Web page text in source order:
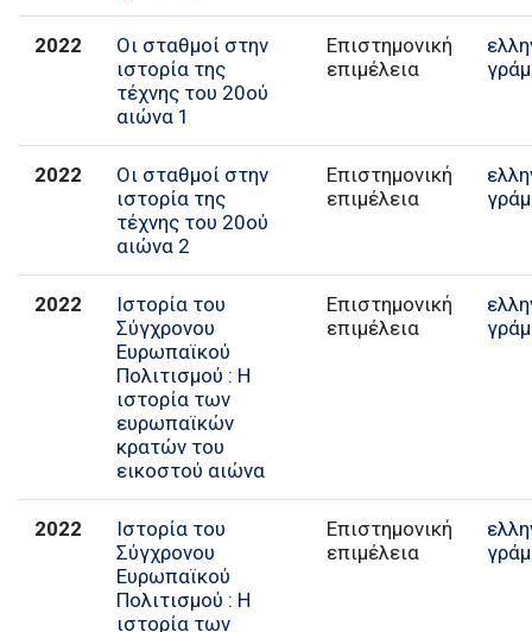
2022
Οι σταθμοί στην
ιστορία της
τέχνης του 20ού
αιώνα 1
Επιστημονική
επιμέλεια
2022
Οι σταθμοί στην
ιστορία της
τέχνης του 20ού
αιώνα 2
Επιστημονική
επιμέλεια
2022
Ιστορία του
Σύγχρονου
Ευρωπαϊκού
Πολιτισμού : Η
ιστορία των
ευρωπαϊκών
κρατών του
εικοστού αιώνα
Επιστημονική
επιμέλεια
2022
Ιστορία του
Σύγχρονου
Ευρωπαϊκού
Πολιτισμού : Η
ιστορία των
Επιστημονική
επιμέλεια